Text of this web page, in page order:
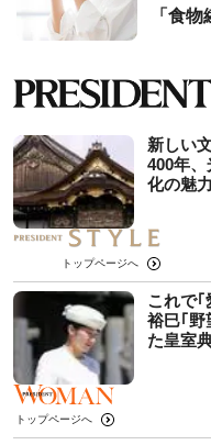
「食
新しい
400年
化の魅
トップページへ
これで
裕巳｢野
た皇室
トップページへ